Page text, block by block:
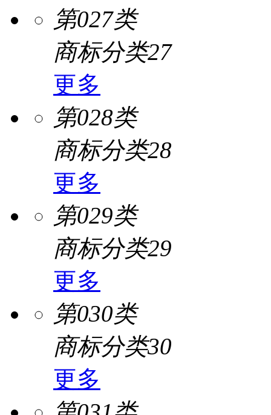
第027类
商标分类27
更多
第028类
商标分类28
更多
第029类
商标分类29
更多
第030类
商标分类30
更多